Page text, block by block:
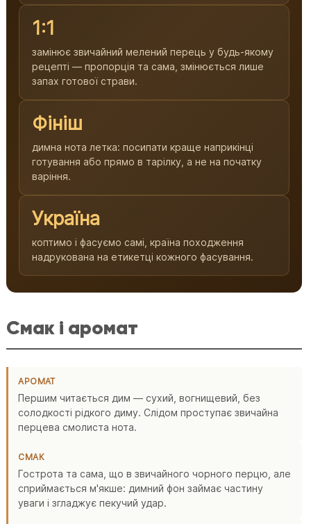
1:1
замінює звичайний мелений перець у будь-якому
рецепті — пропорція та сама, змінюється лише
запах готової страви.
Фініш
димна нота летка: посипати краще наприкінці
готування або прямо в тарілку, а не на початку
варіння.
Україна
коптимо і фасуємо самі, країна походження
надрукована на етикетці кожного фасування.
Смак і аромат
АРОМАТ
Першим читається дим — сухий, вогнищевий, без
солодкості рідкого диму. Слідом проступає звичайна
перцева смолиста нота.
СМАК
Гострота та сама, що в звичайного чорного перцю, але
сприймається м'якше: димний фон займає частину
уваги і згладжує пекучий удар.